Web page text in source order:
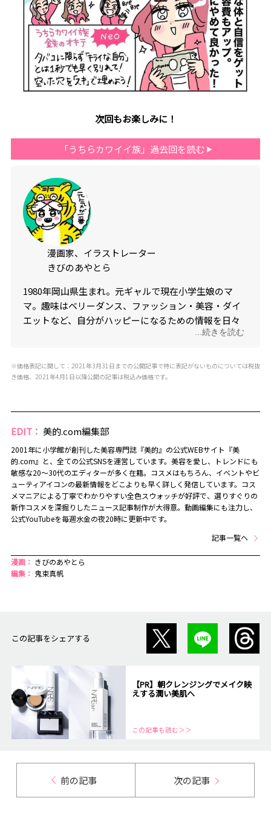
次回もお楽しみに！
「うちらカワイイ族」過去回を読む
漫画家、イラストレーター
きびのあやとら
1980年岡山県生まれ。元ギャルで現在小学生娘のマ
マ。趣味はベリーダンス、ファッション・美容・ダイ
エットなど、自分がハッピーになるための情報を日々
snsで発信中。初書籍「今すぐ痩せ見え！！-5kgコー
食ダイエット」 (はちみつコミックエッセイ)も発売
中！
Instagram
X
...続きを読む
※価格表記に関して：2021年3月31日までの公開記事で特に表記がないものについては税抜
き価格、2021年4月1日以降公開の記事は税込み価格です。
EDIT： 美的.com編集部
2001年に小学館が創刊した美容専門誌『美的』の公式WEBサイト『美
的.com』と、全ての公式SNSを運営しています。美容を愛し、トレンドにも
敏感な20～30代のエディターが多く在籍。コスメはもちろん、イベントやビ
ューティアイコンの最新情報をどこよりも早く詳しく発信しています。コス
メマニアによる丁寧でわかりやすい全色スウォッチが好評で、選りすぐりの
新作コスメを深掘りしたニュース記事制作が大得意。動画編集にも注力し、
公式YouTubeを毎週水金の夜20時に更新中です。
記事一覧へ
漫画： きびのあやとら
編集： 鬼束真帆
この記事をシェアする
【PR】朝クレンジングでメイク映
えする潤い美肌へ
この記事も読む＞＞
前の記事 次の記事